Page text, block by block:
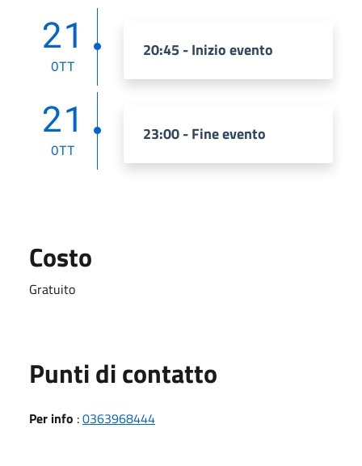
21
OTT
20:45 - Inizio evento
21
OTT
23:00 - Fine evento
Costo
Gratuito
Punti di contatto
Per info :0363968444